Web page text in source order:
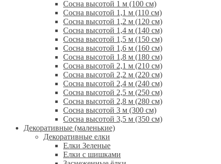
Сосна высотой 1 м (100 см)
Сосна высотой 1,1 м (110 см)
Сосна высотой 1,2 м (120 см)
Сосна высотой 1,4 м (140 см)
Сосна высотой 1,5 м (150 см)
Сосна высотой 1,6 м (160 см)
Сосна высотой 1,8 м (180 см)
Сосна высотой 2,1 м (210 см)
Сосна высотой 2,2 м (220 см)
Сосна высотой 2,4 м (240 см)
Сосна высотой 2,5 м (250 см)
Сосна высотой 2,8 м (280 см)
Сосна высотой 3 м (300 см)
Сосна высотой 3,5 м (350 см)
Декоративные (маленькие)
Декоративные елки
Елки Зеленые
Елки с шишками